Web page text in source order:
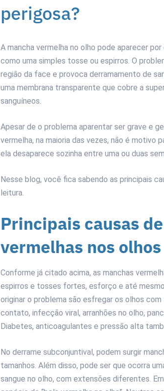
perigosa?
A mancha vermelha no olho pode aparecer
como uma simples tosse ou espirros. O
região da face e provoca derramamento de
uma membrana transparente que cobre a
sanguíneos.
Apesar de o problema aparentar ser grave e
vermelha, na maioria das vezes, não é motivo
ela desaparece sozinha entre uma ou duas
Nesse blog, você fica sabendo as principais
leitura.
Principais causas
vermelhas nos olhos
Conforme já citado acima, as manchas
espirros e tosses fortes, esforço e até
originar o problema são esfregar os olhos
contato, infecção viral, arranhões no olho,
Diabetes, anticoagulantes e pressão alta
No derrame subconjuntival, podem surgir
tamanhos. Além disso, pode ser que ocorra
sangue no olho, com extensões diferentes.